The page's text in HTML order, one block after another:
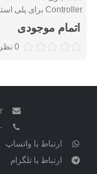
Controller برای پلی استیشن 4
اتمام موجودی
0 نظر
ارتباط با واتساپ
ارتباط با تلگرام